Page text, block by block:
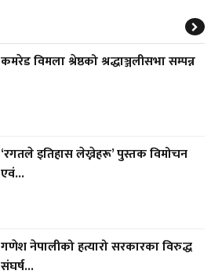
कमरेड विमला श्रेष्ठको श्रद्धाञ्जलीसभा सम्पन्न
‘रगतले इतिहास लेख्नेहरू’ पुस्तक विमोचन
एवं...
गणेश नेपालीको हत्यारो सरकारका विरुद्ध
संघर्ष...